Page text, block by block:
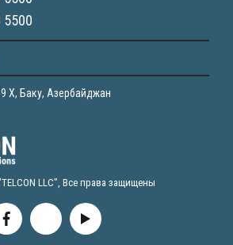
5500
X, Баку, Азербайджан
LLC", Все права защищены